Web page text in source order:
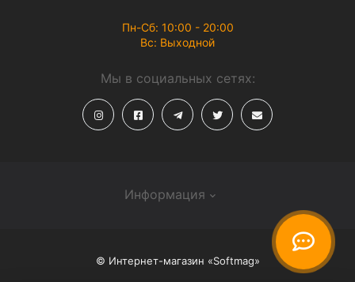
Информация
Пн-Сб: 10:00 - 20:00
Вс: Выходной
Мы в социальных сетях:
© Интернет-магазин «Softmag»